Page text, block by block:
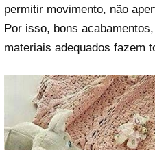
permitir movimento, não
Por isso, bons
materiais adequados fazem